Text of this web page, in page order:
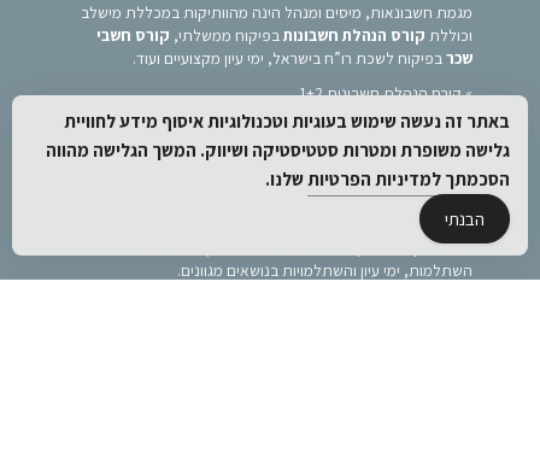
מגמת חשבונאות, מיסים ומנהל הינה מהוותיקות במכללת מישלב
וכוללת קורס הנהלת חשבונותבפיקוח ממשלתי, קורס חשבי
שכרבפיקוח לשכת רו”ח בישראל, ימי עיון מקצועיים ועוד.
»קורס הנהלת חשבונות 1+2
מכללת מישלב
מישלב הינה המכללה המובילה ללימודים מקצועיים בישראל ולה
סניפים במרכז ובצפון הארץ. המכללה הנה מוסד מוכר ללימודי
תעודה, קורסים מקצועיים עיוניים ומעשיים, קורסים לגמול
השתלמות, ימי עיון והשתלמויות בנושאים מגוונים.
באתר זה נעשה שימוש בעוגיות וטכנולוגיות איסוף מידע לחוויית
גלישה משופרת ומטרות סטטיסטיקה ושיווק. המשך הגלישה מהווה
הסכמתך למדיניות הפרטיותשלנו.
הבנתי